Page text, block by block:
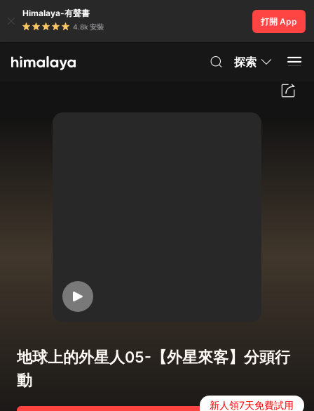
Himalaya-有聲書
4.8k 安裝
打開 App
探索
地球上的外星人05-【外星來客】分頭行
動
新人領7天免費試用